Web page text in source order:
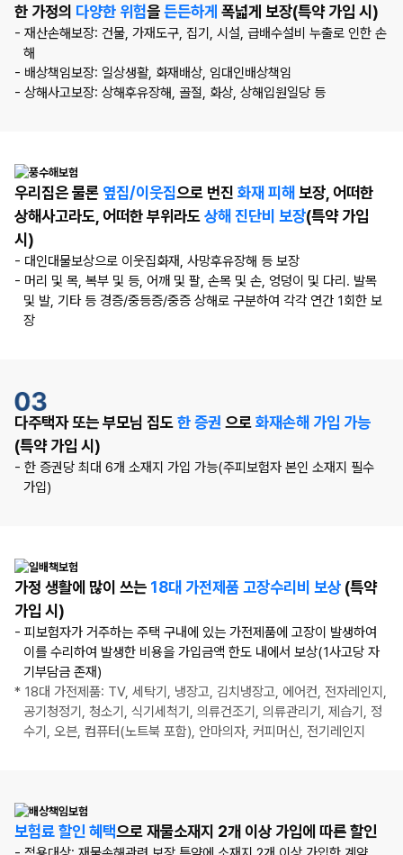
한 가정의 다양한 위험을든든하게 폭넓게 보장(특약 가입 시)
- 재산손해보장: 건물, 가재도구, 집기, 시설, 급배수설비 누출로 인한 손
해
- 배상책임보장: 일상생활, 화재배상, 임대인배상책임
- 상해사고보장: 상해후유장해, 골절, 화상, 상해입원일당 등
우리집은 물론 옆집/이웃집으로 번진 화재 피해 보장, 어떠한
상해사고라도, 어떠한 부위라도상해 진단비 보장(특약 가입
시)
- 대인대물보상으로 이웃집화재, 사망후유장해 등 보장
- 머리 및 목, 복부 및 등, 어깨 및 팔, 손목 및 손, 엉덩이 및 다리. 발목
및 발, 기타 등 경증/중등증/중증 상해로 구분하여 각각 연간 1회한 보
장
다주택자 또는 부모님 집도한 증권 으로화재손해 가입 가능
(특약 가입 시)
- 한 증권당 최대 6개 소재지 가입 가능(주피보험자 본인 소재지 필수
가입)
가정 생활에 많이 쓰는 18대 가전제품 고장수리비 보상 (특약
가입 시)
- 피보험자가 거주하는 주택 구내에 있는 가전제품에 고장이 발생하여
이를 수리하여 발생한 비용을 가입금액 한도 내에서 보상(1사고당 자
기부담금 존재)
* 18대 가전제품: TV, 세탁기, 냉장고, 김치냉장고, 에어컨, 전자레인지,
공기청정기, 청소기, 식기세척기, 의류건조기, 의류관리기, 제습기, 정
수기, 오븐, 컴퓨터(노트북 포함), 안마의자, 커피머신, 전기레인지
보험료 할인 혜택으로재물소재지 2개 이상 가입에 따른 할인